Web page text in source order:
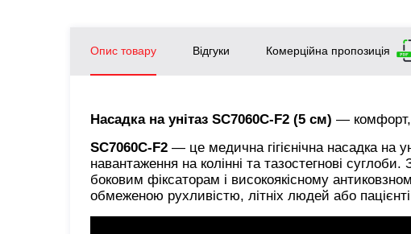
Опис товару Відгуки Комерційна пропозиція
Насадка на унітаз SC7060C-F2 (5 см) — комфорт,
SC7060C-F2 — це медична гігієнічна насадка на
навантаження на колінні та тазостегнові
боковим фіксаторам і високоякісному
обмеженою рухливістю, літніх людей або